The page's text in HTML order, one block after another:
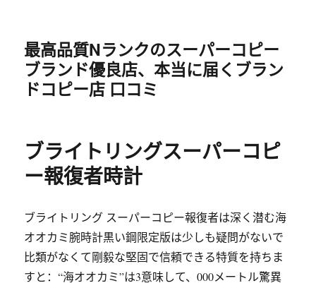
最高品質Nランクのスーパーコピー
ブランド優良店、本当に届くブラン
ドコピー店 口コミ
ブライトリングスーパーコピ
ー報復者時計
ブライトリング スーパーコピー報復者は深く潜む海
オオカミ腕時計黒い鋼限定版は少しも疑問がないで
比類がなくて剛毅な堅固で信頼できる特質を持ちま
すと：“海オオカミ”は3意味して、000メートル驚異